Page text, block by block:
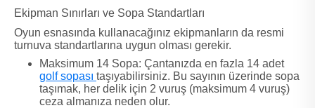
Ekipman Sınırları ve Sopa Standartları
Oyun esnasında kullanacağınız ekipmanların da resmi
turnuva standartlarına uygun olması gerekir.
Maksimum 14 Sopa: Çantanızda en fazla 14 adet
golf sopası taşıyabilirsiniz. Bu sayının üzerinde sopa
taşımak, her delik için 2 vuruş (maksimum 4 vuruş)
ceza almanıza neden olur.